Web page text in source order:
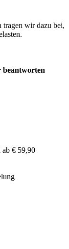
wir dazu bei,
beantworten
ab € 59,90